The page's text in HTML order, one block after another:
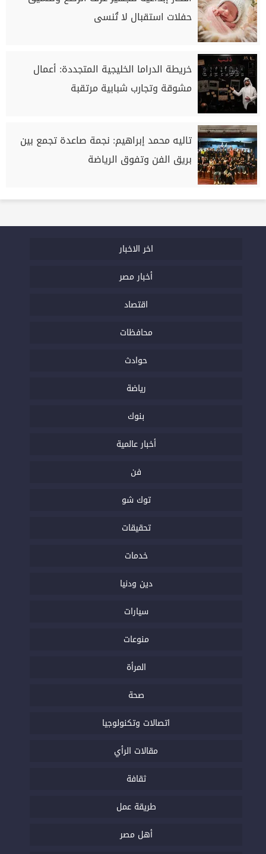
حفلات استقبال لا تُنسى
خريطة الدراما الخليجية المتجددة: أعمال
مشوقة وتجارب شبابية مرتقبة
تاليه محمد إبراهيم: نجمة صاعدة تجمع بين
بريق الفن وتفوق الرياضة
اخر الاخبار
أخبار مصر
اقتصاد
محافظات
حوادث
رياضة
بنوك
أخبار عالمية
فن
توك شو
تحقيقات
خدمات
دين ودنيا
سيارات
منوعات
المرأة
صحة
اتصالات وتكنولوجيا
مقالات الرأي
ثقافة
طريقة عمل
أهل مصر